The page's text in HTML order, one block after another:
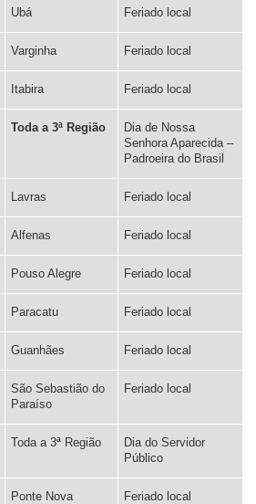
Ubá Feriado local
Varginha Feriado local
Itabira Feriado local
Toda a 3ª Região
Dia de Nossa
Senhora Aparecida –
Padroeira do Brasil
Lavras Feriado local
Alfenas Feriado local
Pouso Alegre Feriado local
Paracatu Feriado local
Guanhães Feriado local
São Sebastião do
Paraíso
Feriado local
Toda a 3ª Região
Dia do Servidor
Público
Ponte Nova Feriado local